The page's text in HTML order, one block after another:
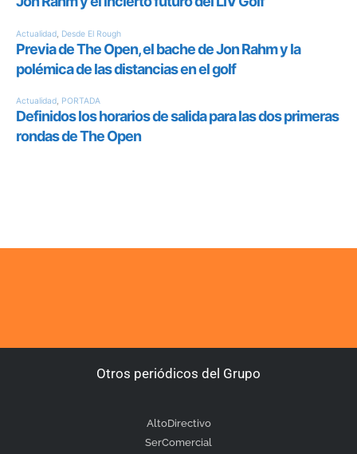
Otros periódicos del Grupo
AltoDirectivo
SerComercial